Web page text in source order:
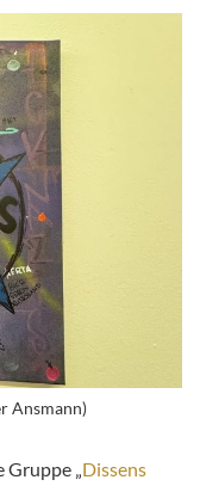
Ansmann)
„Dissens